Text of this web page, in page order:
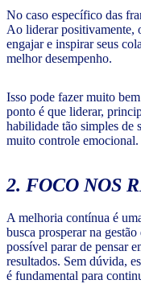
No caso específico das
Ao liderar positivamente,
engajar e inspirar seus
melhor desempenho.
Isso pode fazer muito
ponto é que liderar,
habilidade tão simples de
muito controle emocional.
2. FOCO NOS
A melhoria contínua é
busca prosperar na
possível parar de pensar
resultados. Sem dúvida,
é fundamental para